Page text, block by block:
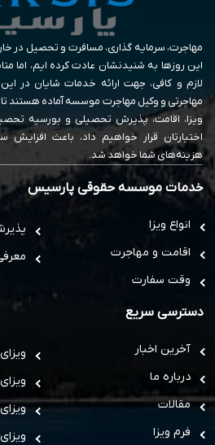
مهاجرت، سرمایه گذاری، مسافرت و تحصیل در
این روزها به شنیدنشان عادت کرده ایم، اما
لازم و کافی، جهت ارائه خدمات شایان در این
مهاجرتی و وکیل مهاجرت موسسه آماده هستند تا
ویزا، اقامت، پذیرش تحصیلی و بورسیه
اختیارتان قرار خواهیم داد، باعث
هزینه‌های شما خواهد شد.
خدمات موسسه حقوقی پارسیس
انواع ویزا
اقامت و مهاجرت
وقت سفارت
دسترسی سریع
آخرین اخبار
درباره ما
مقالات
فرم ویزا